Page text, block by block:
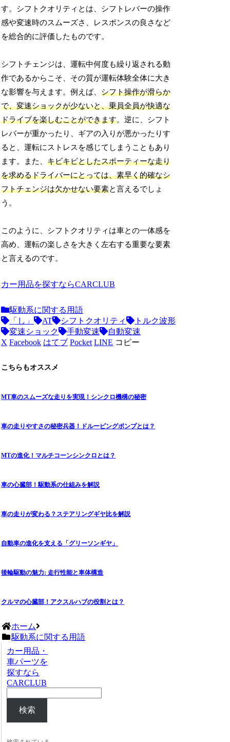
す。シフトクオリティとは、シフトレバーの操作
感や変速時のスムーズさ、レスポンスの良さなど
を総合的に評価したものです。
シフトチェンジは、運転中何度も繰り返される動
作であるからこそ、その質が運転体験全体に大き
な影響を与えます。例えば、シフト操作が滑らか
で、変速ショックが少ないと、乗員全員が快適な
ドライブを楽しむことができます。逆に、シフト
レバーが重かったり、ギアの入りが悪かったりす
ると、運転にストレスを感じてしまうこともあり
ます。また、キビキビとしたスポーティーな走り
を求めるドライバーにとっては、素早く的確なシ
フトチェンジは欠かせない要素と言えるでしょ
う。
このように、シフトクオリティは車との一体感を
高め、運転の楽しさを大きく左右する重要な要素
と言えるのです。
カー用品を探すならCARCLUB
駆動系に関する用語
「し」
AT シフトクオリティ
トルク波形
変速ショック
手動変速
自動変速
X Facebook はてブ Pocket LINE コピー
こちらもオススメ
MT車のスムーズな走りを実現！シンクロ機構の秘密
車の走りやすさの秘密兵器！ドルーピングポンプとは？
MTの進化！マルチコーンシンクロとは？
車の心臓部！駆動系の仕組みを解説
車の走りが変わる？ステアリングギヤ比を解説
自動車の進化を支える「グリーソンギヤ」
後輪駆動の魅力: 走行性能と車体構造
クルマの心臓部！アクスルハブの役割とは？
ホーム
駆動系に関する用語
カー用品・
車パーツを
探すなら
CARCLUB
検索